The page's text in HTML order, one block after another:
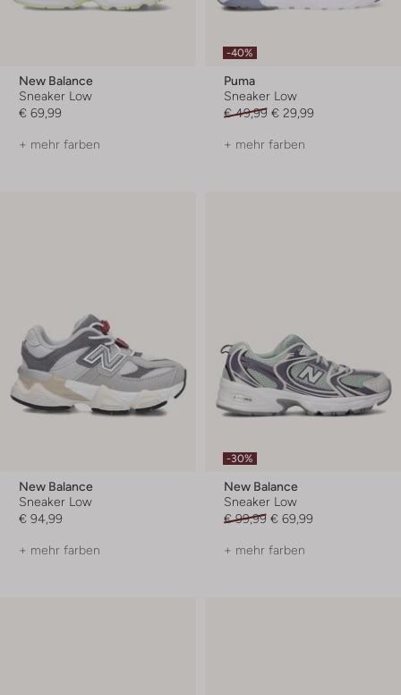
New Balance
Sneaker Low
€ 69,99
+ mehr farben
-40%
Puma
Sneaker Low
€ 49,99 € 29,99
+ mehr farben
New Balance
Sneaker Low
€ 94,99
+ mehr farben
-30%
New Balance
Sneaker Low
€ 99,99 € 69,99
+ mehr farben